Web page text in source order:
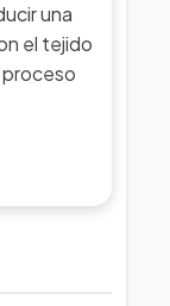
una
el tejido